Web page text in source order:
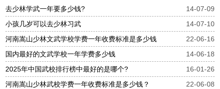
去少林学武一年要多少钱?
14-07-09
小孩几岁可以去少林习武
14-07-10
河南嵩山少林文武学校学费一年收费标准是多少钱
22-06-16
国内最好的文武学校一年学费多少钱
14-06-18
2025年中国武校排行榜中最好的是哪个?
16-01-26
河南嵩山少林武校学费一年收费标准是多少钱？
22-06-08